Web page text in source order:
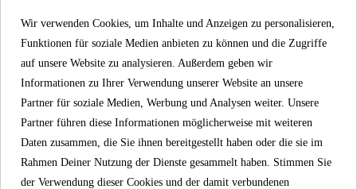
Gewicht 0,0 Kg
19,99 €
inkl. MwSt.
Material Zink
Chrom
Wir verwenden Cookies, um Inhalte und Anzeigen zu personalisieren,
Funktionen für soziale Medien anbieten zu können und die Zugriffe
auf unsere Website zu analysieren. Außerdem geben wir
Informationen zu Ihrer Verwendung unserer Website an unsere
Partner für soziale Medien, Werbung und Analysen weiter. Unsere
Partner führen diese Informationen möglicherweise mit weiteren
Daten zusammen, die Sie ihnen bereitgestellt haben oder die sie im
Rahmen Deiner Nutzung der Dienste gesammelt haben. Stimmen Sie
der Verwendung dieser Cookies und der damit verbundenen